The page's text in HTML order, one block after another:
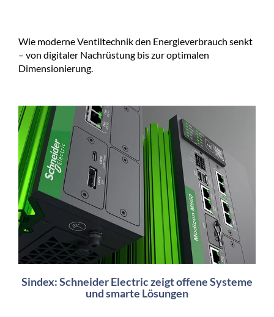
Wie moderne Ventiltechnik den Energieverbrauch senkt
– von digitaler Nachrüstung bis zur optimalen
Dimensionierung.
Sindex: Schneider Electric zeigt offene Systeme
und smarte Lösungen